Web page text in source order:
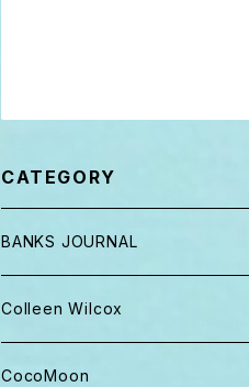
CATEGORY
BANKS JOURNAL
キャップ ニット帽
パンツ
Colleen Wilcox
ポーチ
CocoMoon